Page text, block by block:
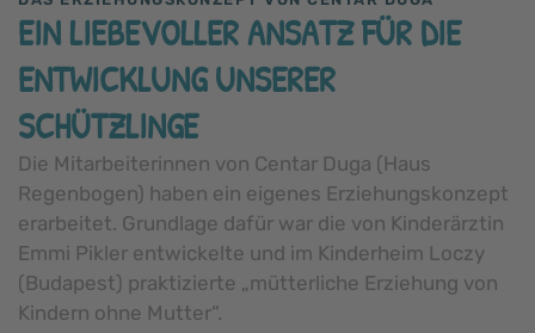
EIN LIEBEVOLLER ANSATZ FÜR DIE
ENTWICKLUNG UNSERER
SCHÜTZLINGE
Die Mitarbeiterinnen von Centar Duga (Haus
Regenbogen) haben ein eigenes Erziehungskonzept
erarbeitet. Grundlage dafür war die von Kinderärztin
Emmi Pikler entwickelte und im Kinderheim Loczy
(Budapest) praktizierte „mütterliche Erziehung von
Kindern ohne Mutter“.